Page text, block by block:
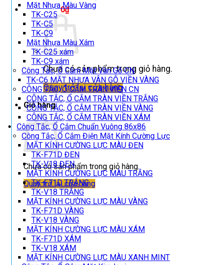
Giỏ hàng /0₫
Chưa có sản phẩm trong giỏ hàng.
Quay trở lại cửa hàng
Giỏ hàng
Chưa có sản phẩm trong giỏ hàng.
Quay trở lại cửa hàng
Mặt Nhựa Màu Vàng
TK-C25
TK-C5
TK-C9
Mặt Nhựa Màu Xám
TK-C25 xám
TK-C9 xám
Công Tắc, Ổ Cắm Mặt Vân Gỗ CN
TK-C6 MẶT NHỰA VÂN GỖ VIỀN VÀNG
CÔNG TẮC, Ổ CẮM TRÀN VIỀN CN
CÔNG TẮC, Ổ CẮM TRÀN VIỀN TRẮNG
CÔNG TẮC, Ổ CẮM TRÀN VIỀN VÀNG
CÔNG TẮC, Ổ CẮM TRÀN VIỀN XÁM
Công Tắc, Ổ Cắm Chuẩn Vuông 86x86
Công Tắc, Ổ Cắm Điện Mặt Kính Cường Lực
MẶT KÍNH CƯỜNG LỰC MÀU ĐEN
TK-F71D ĐEN
TK-V18 ĐEN
MẶT KÍNH CƯỜNG LỰC MÀU TRẮNG
TK-F71D TRẮNG
TK-V18 TRẮNG
MẶT KÍNH CƯỜNG LỰC MÀU VÀNG
TK-F71D VÀNG
TK-V18 VÀNG
MẶT KÍNH CƯỜNG LỰC MÀU XÁM
TK-F71D XÁM
TK-V18 XÁM
MẶT KÍNH CƯỜNG LỰC MÀU XANH MINT